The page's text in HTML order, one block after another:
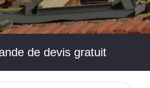
de devis gratuit